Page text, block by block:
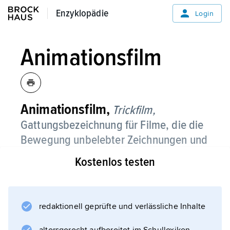
Enzyklopädie
Enzyklopädie Login
Animationsfilm
Animationsfilm, Trickfilm,
Gattungsbezeichnung für Filme, die die
Bewegung unbelebter Zeichnungen und
Gegenstände vortäuschen.
Animationsfilm Einzelbildaufnahmen von
Kostenlos testen
redaktionell geprüfte und verlässliche Inhalte